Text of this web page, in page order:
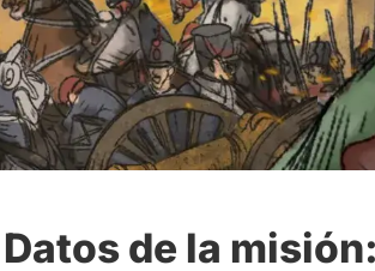
Datos de la misión: